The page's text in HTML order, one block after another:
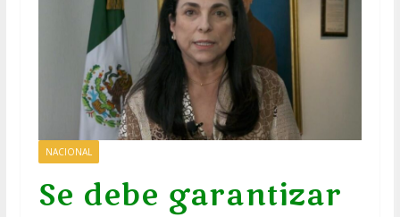
NACIONAL
Se debe garantizar